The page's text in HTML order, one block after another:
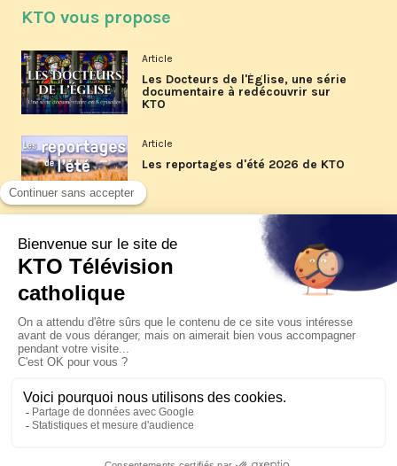
KTO vous propose
Article
Les Docteurs de l'Église, une série
documentaire à redécouvrir sur
KTO
Article
Les reportages d'été 2026 de KTO
La visite pastorale du pape Léon
XIV à Assise à suivre sur KTO le
jeudi 6 août
Le pape en Uruguay, Argentine et
Pérou du 6 au 17 novembre 2026
© KTO 2026 —Contact